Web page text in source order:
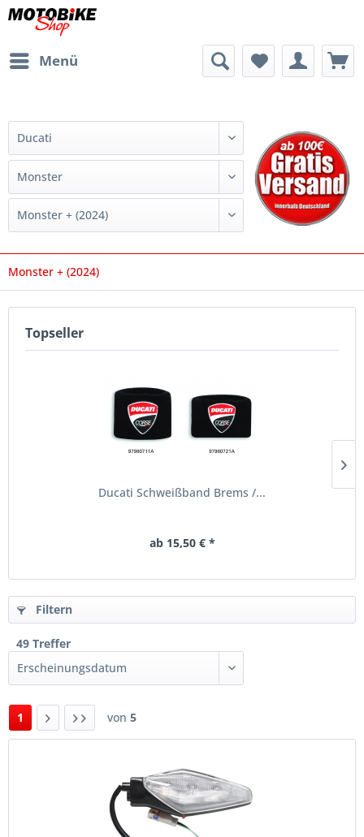
Menü
Monster + (2024)
Topseller
Ducati Schweißband Brems /...
ab 15,50 € *
Filtern
49 Treffer
1 von 5